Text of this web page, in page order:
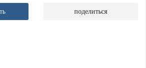
поделиться